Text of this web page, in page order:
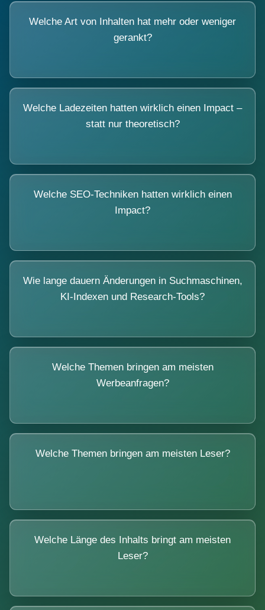
Welche Art von Inhalten hat mehr oder weniger
gerankt?
Welche Ladezeiten hatten wirklich einen Impact –
statt nur theoretisch?
Welche SEO-Techniken hatten wirklich einen
Impact?
Wie lange dauern Änderungen in Suchmaschinen,
KI-Indexen und Research-Tools?
Welche Themen bringen am meisten
Werbeanfragen?
Welche Themen bringen am meisten Leser?
Welche Länge des Inhalts bringt am meisten
Leser?